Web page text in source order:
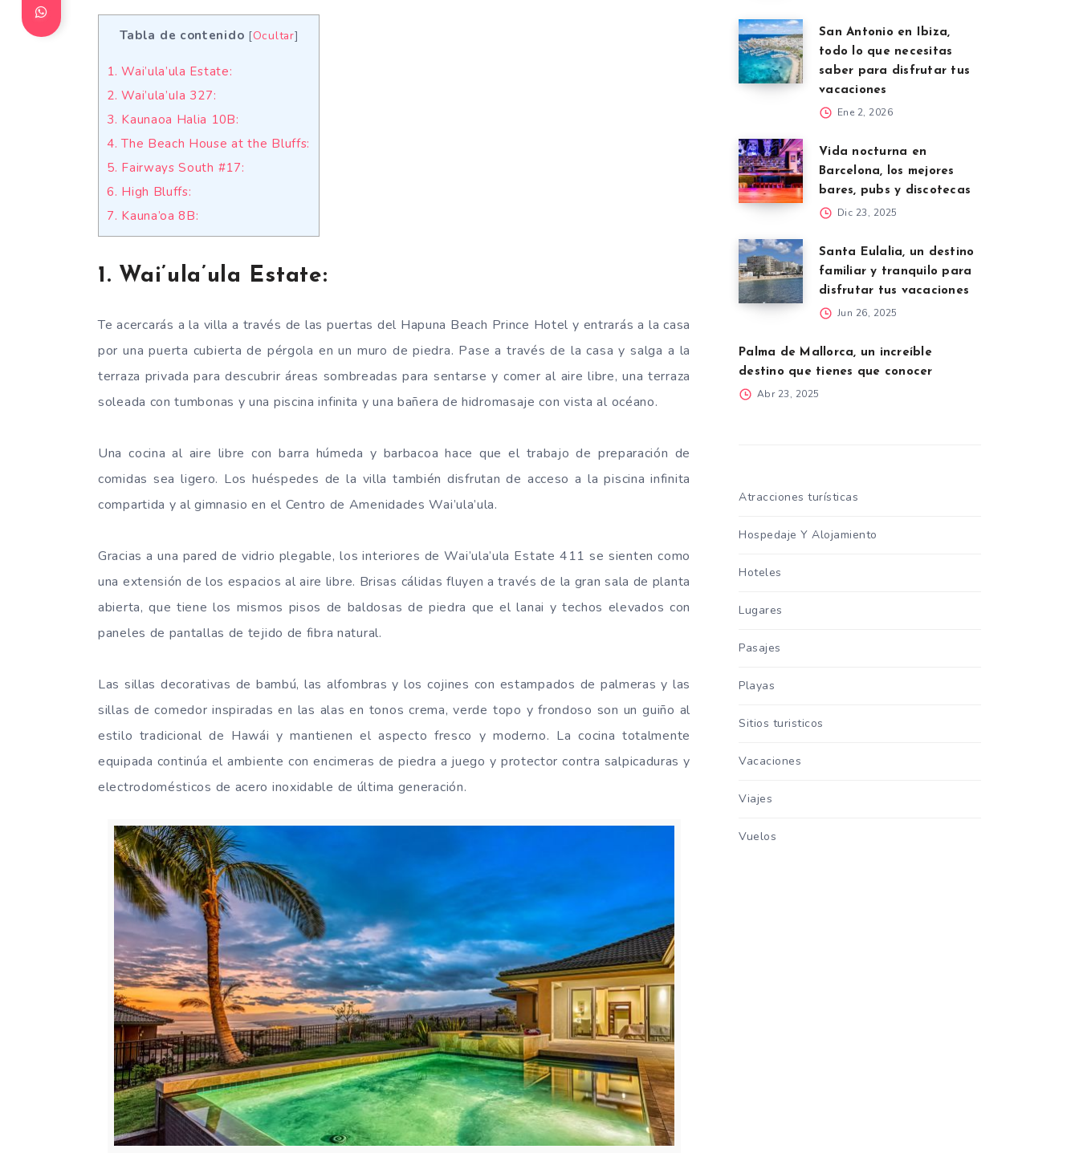
Tabla de contenido [Ocultar]
1. Wai’ula’ula Estate:
2. Wai’ula’uIa 327:
3. Kaunaoa Halia 10B:
4. The Beach House at the Bluffs:
5. Fairways South #17:
6. High Bluffs:
7. Kauna’oa 8B:
1. Wai’ula’ula Estate:
Te acercarás a la villa a través de las puertas del Hapuna Beach Prince Hotel y entrarás a la casa
por una puerta cubierta de pérgola en un muro de piedra. Pase a través de la casa y salga a la
terraza privada para descubrir áreas sombreadas para sentarse y comer al aire libre, una terraza
soleada con tumbonas y una piscina infinita y una bañera de hidromasaje con vista al océano.
Una cocina al aire libre con barra húmeda y barbacoa hace que el trabajo de preparación de
comidas sea ligero. Los huéspedes de la villa también disfrutan de acceso a la piscina infinita
compartida y al gimnasio en el Centro de Amenidades Wai’ula’ula.
Gracias a una pared de vidrio plegable, los interiores de Wai’ula’ula Estate 411 se sienten como
una extensión de los espacios al aire libre. Brisas cálidas fluyen a través de la gran sala de planta
abierta, que tiene los mismos pisos de baldosas de piedra que el lanai y techos elevados con
paneles de pantallas de tejido de fibra natural.
Las sillas decorativas de bambú, las alfombras y los cojines con estampados de palmeras y las
sillas de comedor inspiradas en las alas en tonos crema, verde topo y frondoso son un guiño al
estilo tradicional de Hawái y mantienen el aspecto fresco y moderno. La cocina totalmente
equipada continúa el ambiente con encimeras de piedra a juego y protector contra salpicaduras y
electrodomésticos de acero inoxidable de última generación.
San Antonio en Ibiza,
todo lo que necesitas
saber para disfrutar tus
vacaciones
Ene 2, 2026
Vida nocturna en
Barcelona, los mejores
bares, pubs y discotecas
Dic 23, 2025
Santa Eulalia, un destino
familiar y tranquilo para
disfrutar tus vacaciones
Jun 26, 2025
Palma de Mallorca, un increíble
destino que tienes que conocer
Abr 23, 2025
Atracciones turísticas
Hospedaje Y Alojamiento
Hoteles
Lugares
Pasajes
Playas
Sitios turisticos
Vacaciones
Viajes
Vuelos